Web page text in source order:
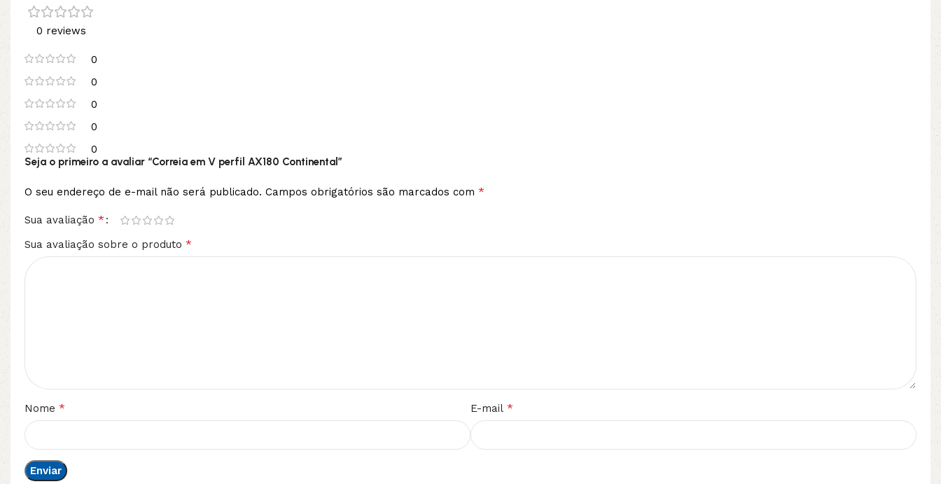
0 reviews
0
0
0
0
0
Seja o primeiro a avaliar “Correia em V perfil AX180 Continental”
O seu endereço de e-mail não será publicado. Campos obrigatórios são marcados com *
Sua avaliação *
Sua avaliação sobre o produto *
Nome * E-mail *